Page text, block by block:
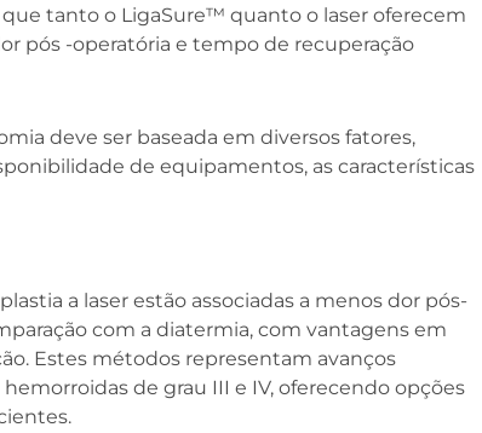
tanto o LigaSure™ quanto o laser oferecem
pós -operatória e tempo de recuperação
deve ser baseada em diversos fatores,
de equipamentos, as características
a laser estão associadas a menos dor pós-
com a diatermia, com vantagens em
Estes métodos representam avanços
de grau III e IV, oferecendo opções